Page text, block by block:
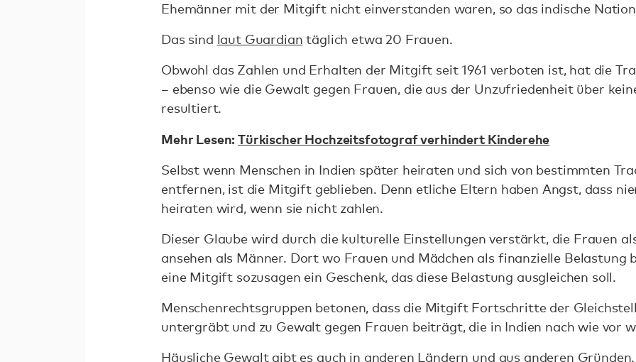
Ehemänner mit der Mitgift nicht einverstanden waren, so das indische
Das sind laut Guardian täglich etwa 20 Frauen.
Obwohl das Zahlen und Erhalten der Mitgift seit 1961 verboten ist, hat die
– ebenso wie die Gewalt gegen Frauen, die aus der Unzufriedenheit über
resultiert.
Mehr Lesen:Türkischer Hochzeitsfotograf verhindert Kinderehe
Selbst wenn Menschen in Indien später heiraten und sich von bestimmten
entfernen, ist die Mitgift geblieben. Denn etliche Eltern haben Angst, dass
heiraten wird, wenn sie nicht zahlen.
Dieser Glaube wird durch die kulturelle Einstellungen verstärkt, die Frauen
ansehen als Männer. Dort wo Frauen und Mädchen als finanzielle Belastung
eine Mitgift sozusagen ein Geschenk, das diese Belastung ausgleichen soll.
Menschenrechtsgruppen betonen, dass die Mitgift Fortschritte der
untergräbt und zu Gewalt gegen Frauen beiträgt, die in Indien nach wie vor
Häusliche Gewalt gibt es auch in anderen Ländern und aus anderen